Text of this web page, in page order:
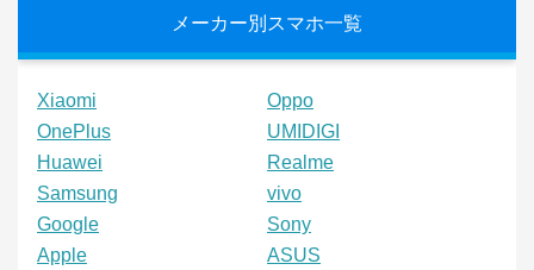
メーカー別スマホ一覧
Xiaomi
Oppo
OnePlus
UMIDIGI
Huawei
Realme
Samsung
vivo
Google
Sony
Apple
ASUS